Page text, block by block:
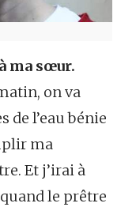
ma sœur.
on va
de l’eau bénie
ma
Et j’irai à
le prêtre